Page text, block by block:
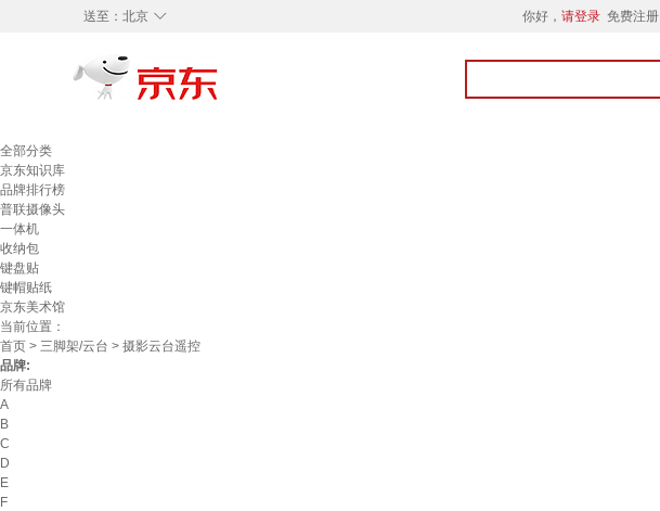
◇
送至： 北京 你好， 请登录 免费注册
全部分类
京东知识库
品牌排行榜
普联摄像头
一体机
收纳包
键盘贴
键帽贴纸
京东美术馆
当前位置：
首页 > 三脚架/云台 > 摄影云台遥控
品牌:
所有品牌
A
B
C
D
E
F